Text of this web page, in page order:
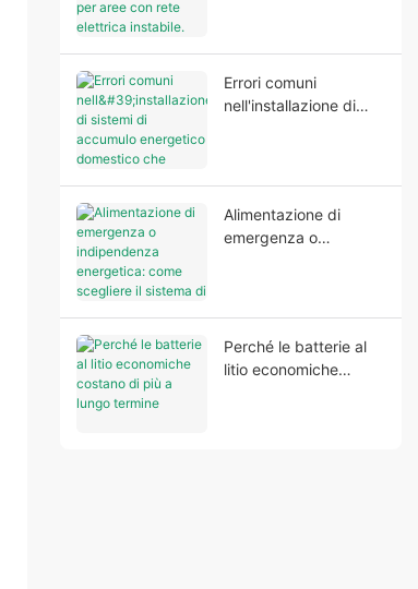
Errori comuni
nell'installazione di
sicurezza del sistema.
Alimentazione di
emergenza o
domestico più adatto
alle proprie esigenze.
Perché le batterie al
litio economiche